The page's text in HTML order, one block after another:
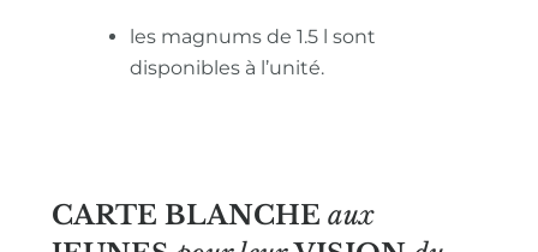
les magnums de 1.5 l sont
disponibles à l’unité.
CARTE BLANCHE aux